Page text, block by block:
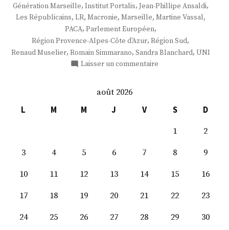
Génération Marseille, Institut Portalis, Jean-Phillipe Ansaldi,
Les Républicains, LR, Macronie, Marseille, Martine Vassal,
PACA, Parlement Européen,
Région Provence-Alpes-Côte d'Azur, Région Sud,
Renaud Muselier, Romain Simmarano, Sandra Blanchard, UNI
Laisser un commentaire
août 2026
L
M M J V S
D
1
2
3
4 5 6 7 8
9
10
11 12 13 14 15
16
17
18 19 20 21 22
23
24
25 26 27 28 29
30